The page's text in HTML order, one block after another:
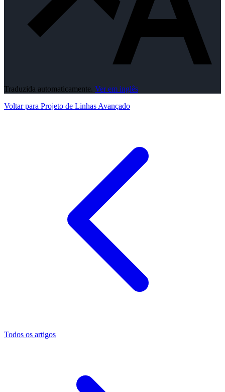
Traduzida automaticamente. Ver em inglês
Voltar para Projeto de Linhas Avançado
Todos os artigos